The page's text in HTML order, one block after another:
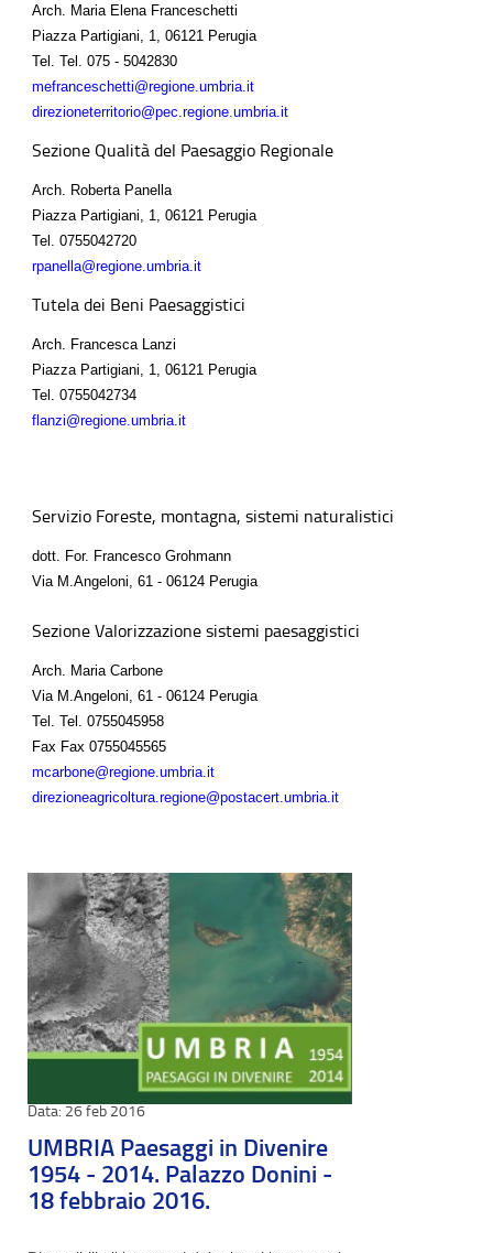
Arch. Maria Elena Franceschetti
Piazza Partigiani, 1, 06121 Perugia
Tel. Tel. 075 - 5042830
mefranceschetti@regione.umbria.it
direzioneterritorio@pec.regione.umbria.it
Sezione Qualità del Paesaggio Regionale
Arch. Roberta Panella
Piazza Partigiani, 1, 06121 Perugia
Tel. 0755042720
rpanella@regione.umbria.it
Tutela dei Beni Paesaggistici
Arch. Francesca Lanzi
Piazza Partigiani, 1, 06121 Perugia
Tel. 0755042734
flanzi@regione.umbria.it
Servizio Foreste, montagna, sistemi naturalistici
dott. For. Francesco Grohmann
Via M.Angeloni, 61 - 06124 Perugia
Sezione Valorizzazione sistemi paesaggistici
Arch. Maria Carbone
Via M.Angeloni, 61 - 06124 Perugia
Tel. Tel. 0755045958
Fax Fax 0755045565
mcarbone@regione.umbria.it
direzioneagricoltura.regione@postacert.umbria.it
26 feb 2016
UMBRIA Paesaggi in Divenire
1954 - 2014. Palazzo Donini -
18 febbraio 2016.